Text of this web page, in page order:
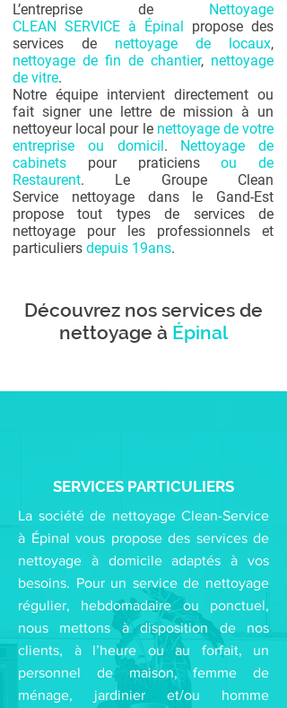
L’entreprise de Nettoyage
CLEAN SERVICE à Épinal propose des
services de nettoyage de locaux,
nettoyage de fin de chantier, nettoyage
de vitre.
Notre équipe intervient directement ou
fait signer une lettre de mission à un
nettoyeur local pour le nettoyage de votre
entreprise ou domicil. Nettoyage de
cabinets pour praticiensou de
Restaurent. Le Groupe Clean
Service nettoyage dans le Gand-Est
propose tout types de services de
nettoyage pour les professionnels et
particuliers depuis 19ans.
Découvrez nos services de
nettoyage à Épinal
SERVICES PARTICULIERS
La société de nettoyage Clean-Service
à Épinal vous propose des services de
nettoyage à domicile adaptés à vos
besoins. Pour un service de nettoyage
régulier, hebdomadaire ou ponctuel,
nous mettons à disposition de nos
clients, à l’heure ou au forfait, un
personnel de maison, femme de
ménage, jardinier et/ou homme